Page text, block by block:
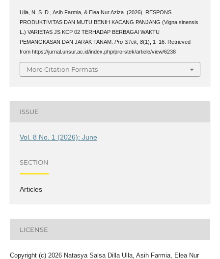
Ulla, N. S. D., Asih Farmia, & Elea Nur Aziza. (2026). RESPONS
PRODUKTIVITAS DAN MUTU BENIH KACANG PANJANG (Vigna sinensis
L.) VARIETAS JS KCP 02 TERHADAP BERBAGAI WAKTU
PEMANGKASAN DAN JARAK TANAM. Pro-STek, 8(1), 1–16. Retrieved
from https://jurnal.unsur.ac.id/index.php/pro-stek/article/view/6238
More Citation Formats
ISSUE
Vol. 8 No. 1 (2026): June
SECTION
Articles
LICENSE
Copyright (c) 2026 Natasya Salsa Dilla Ulla, Asih Farmia, Elea Nur